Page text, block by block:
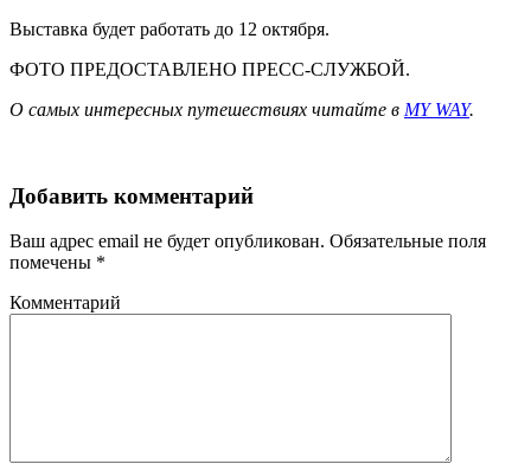
Выставка будет работать до 12 октября.
ФОТО ПРЕДОСТАВЛЕНО ПРЕСС-СЛУЖБОЙ.
О самых интересных путешествиях читайте в MY WAY.
Добавить комментарий
Ваш адрес email не будет опубликован. Обязательные поля
помечены *
Комментарий